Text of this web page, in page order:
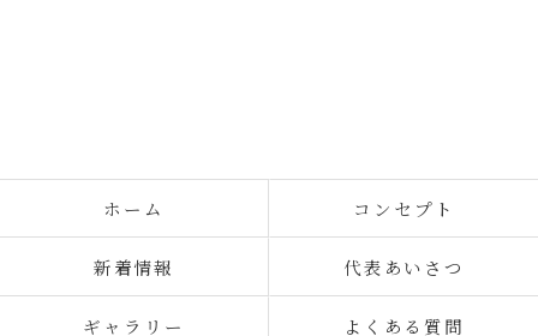
ホーム コンセプト
新着情報 代表あいさつ
ギャラリー よくある質問